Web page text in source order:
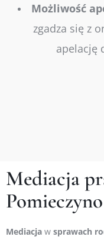
Możliwość
zgadza się z
apelację
Mediacja
Pomieczyno
Mediacja w sprawach